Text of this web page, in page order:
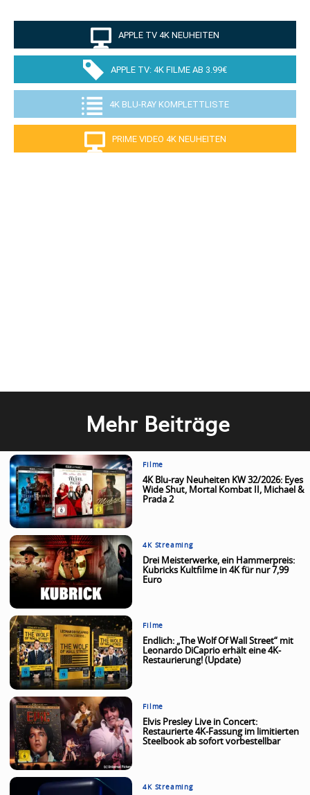
APPLE TV 4K NEUHEITEN
APPLE TV: 4K FILME AB 3.99€
4K BLU-RAY KOMPLETTLISTE
PRIME VIDEO 4K NEUHEITEN
Mehr Beiträge
Filme
4K Blu-ray Neuheiten KW 32/2026: Eyes
Wide Shut, Mortal Kombat II, Michael &
Prada 2
4K Streaming
Drei Meisterwerke, ein Hammerpreis:
Kubricks Kultfilme in 4K für nur 7,99
Euro
Filme
Endlich: „The Wolf Of Wall Street“ mit
Leonardo DiCaprio erhält eine 4K-
Restaurierung! (Update)
Filme
Elvis Presley Live in Concert:
Restaurierte 4K-Fassung im limitierten
Steelbook ab sofort vorbestellbar
4K Streaming